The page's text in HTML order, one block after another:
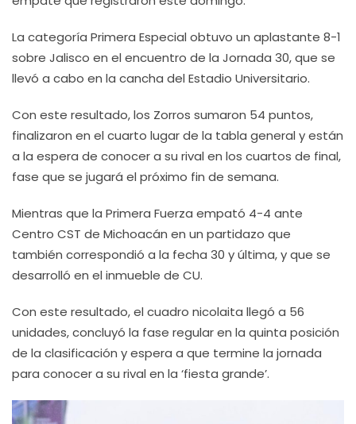
La categoría Primera Especial obtuvo un aplastante 8-1
sobre Jalisco en el encuentro de la Jornada 30, que se
llevó a cabo en la cancha del Estadio Universitario.
Con este resultado, los Zorros sumaron 54 puntos,
finalizaron en el cuarto lugar de la tabla general y están
a la espera de conocer a su rival en los cuartos de final,
fase que se jugará el próximo fin de semana.
Mientras que la Primera Fuerza empató 4-4 ante
Centro CST de Michoacán en un partidazo que
también correspondió a la fecha 30 y última, y que se
desarrolló en el inmueble de CU.
Con este resultado, el cuadro nicolaita llegó a 56
unidades, concluyó la fase regular en la quinta posición
de la clasificación y espera a que termine la jornada
para conocer a su rival en la ‘fiesta grande’.